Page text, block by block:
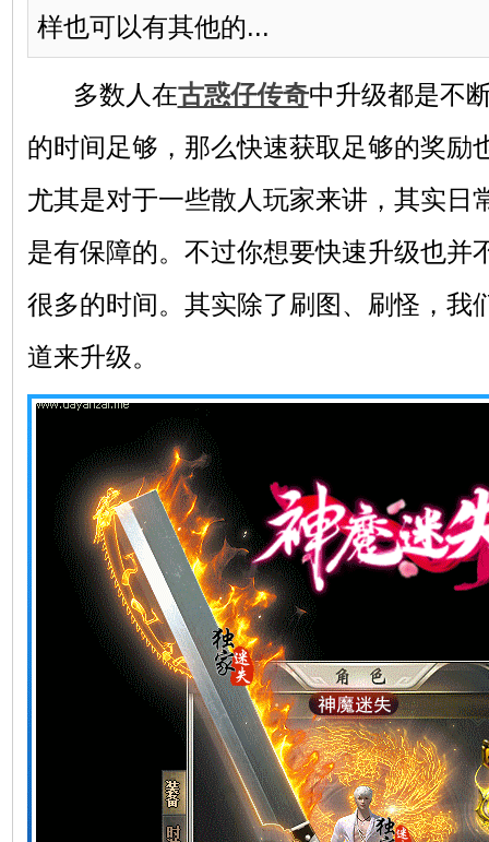
样也可以有其他的...
多数人在古惑仔传奇中升级都是不
的时间足够，那么快速获取足够的奖励
尤其是对于一些散人玩家来讲，其实日
是有保障的。不过你想要快速升级也并
很多的时间。其实除了刷图、刷怪，我
道来升级。